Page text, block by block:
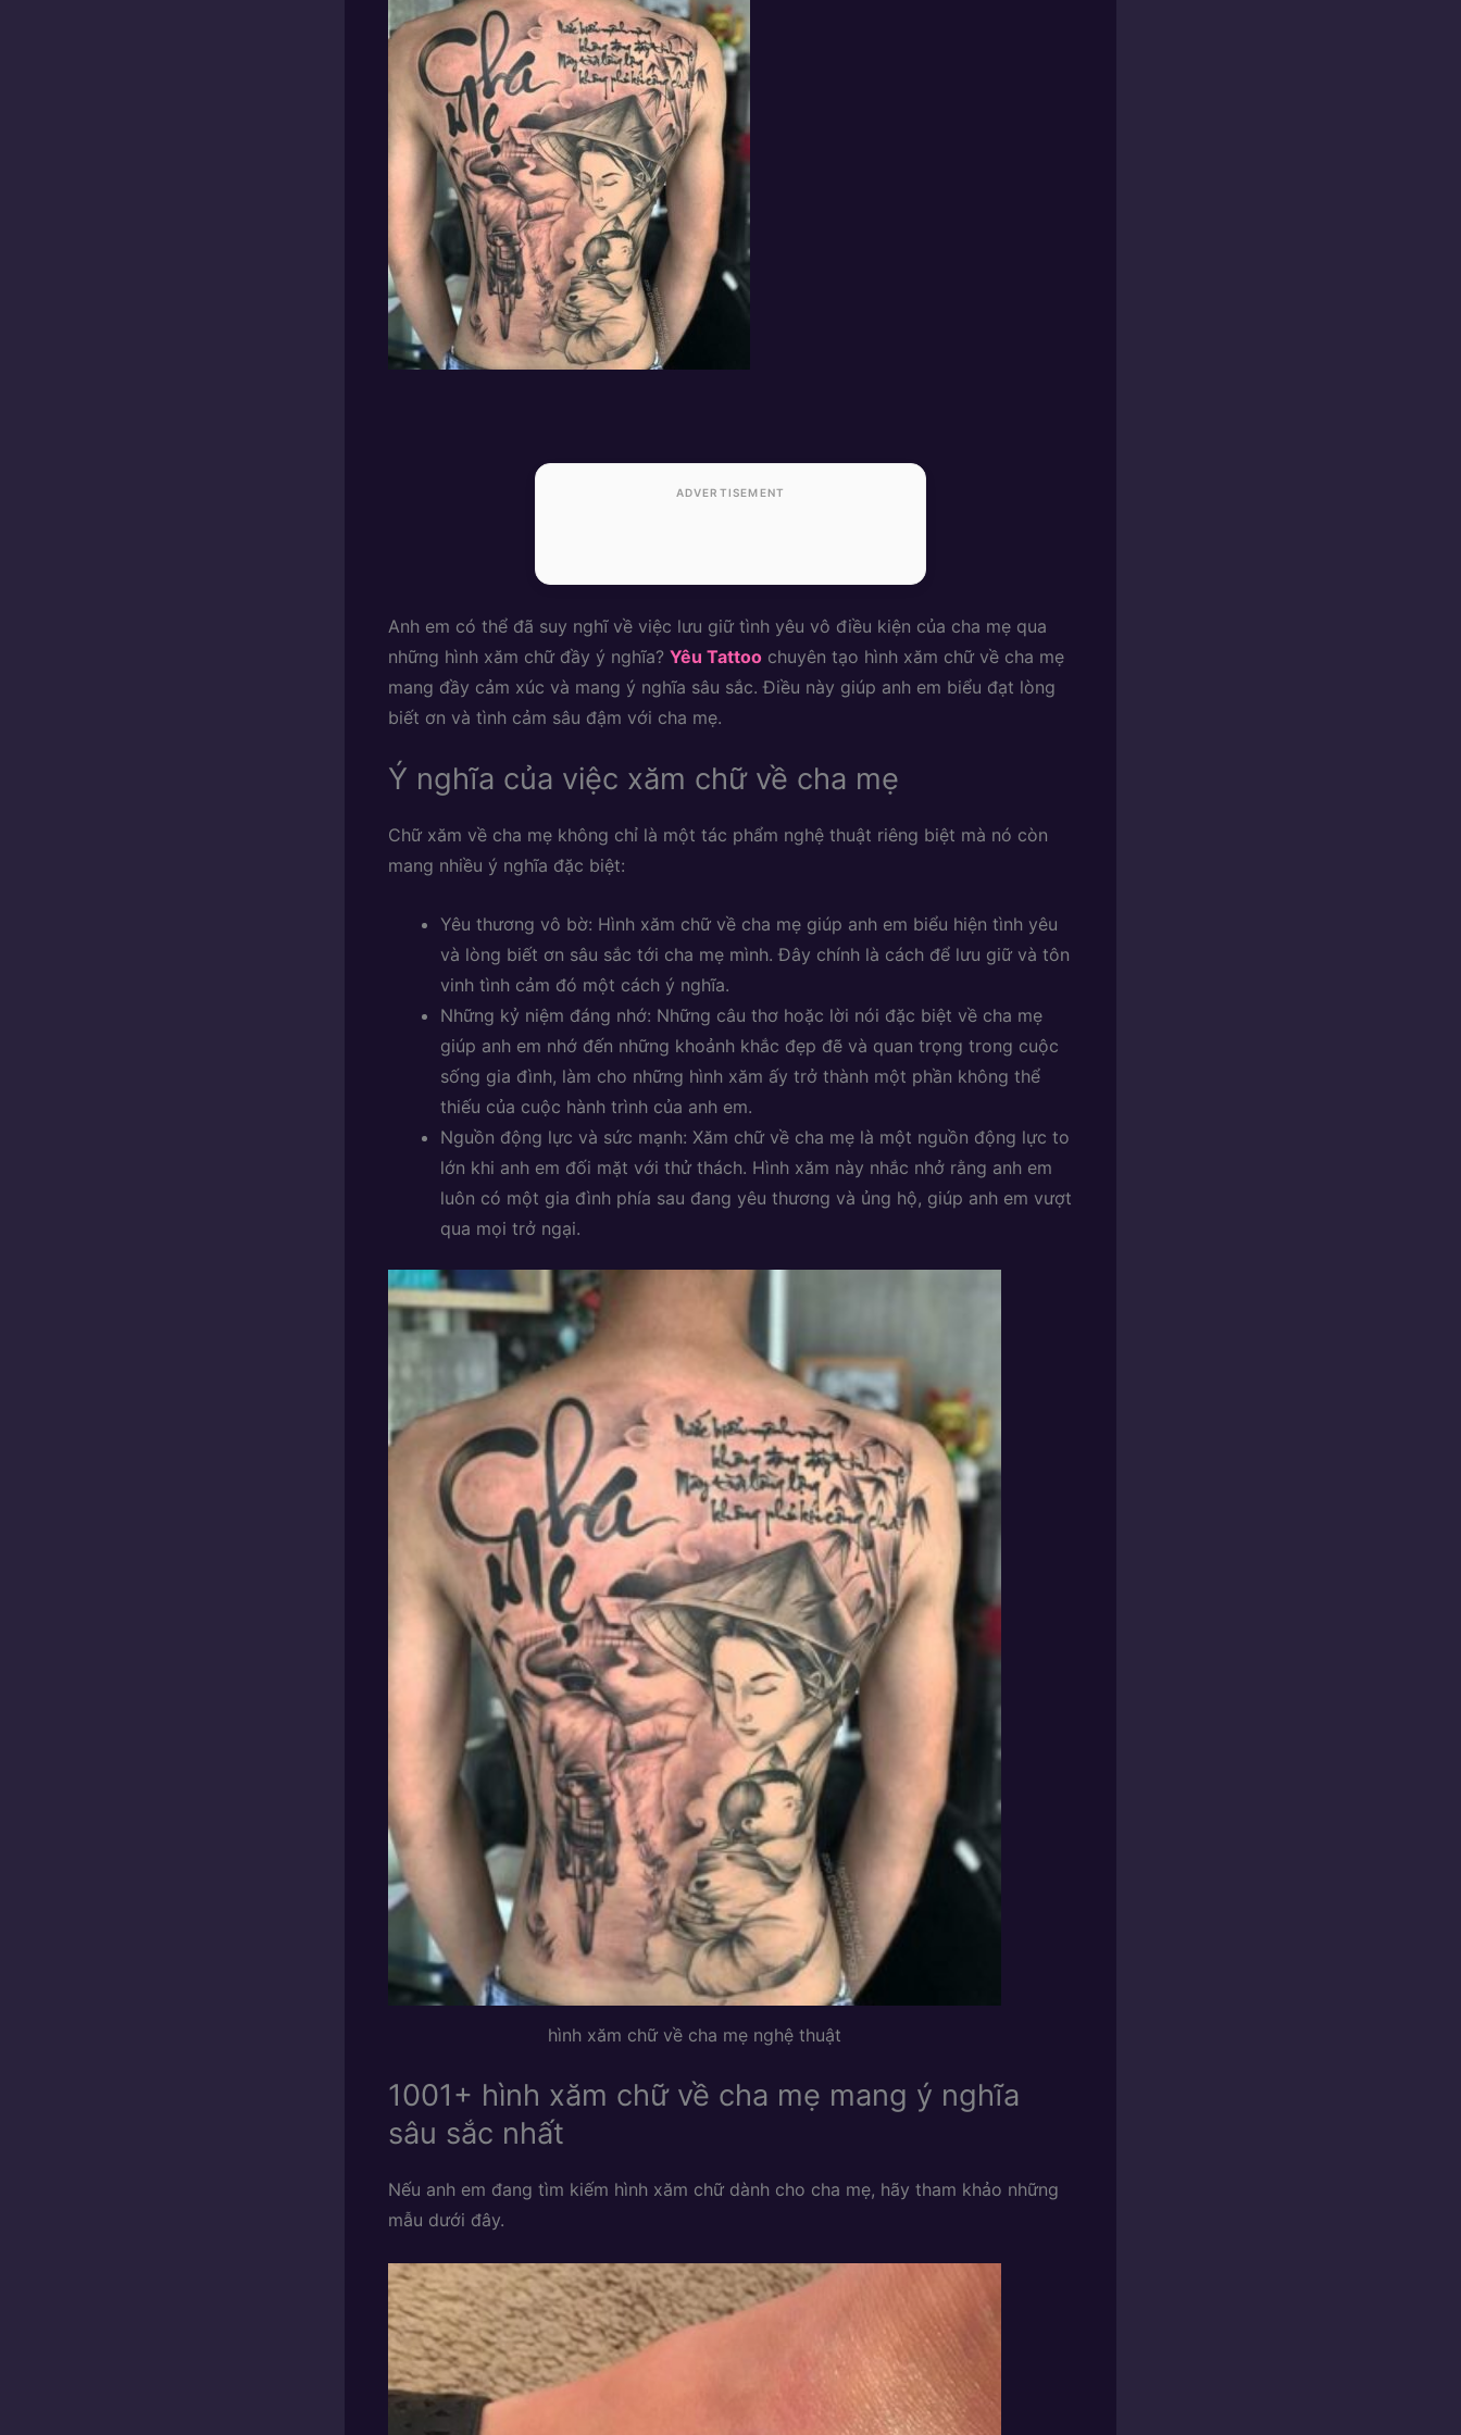
ADVERTISEMENT
Anh em có thể đã suy nghĩ về việc lưu giữ tình yêu vô điều kiện của cha mẹ qua
những hình xăm chữ đầy ý nghĩa? Yêu Tattoo chuyên tạo hình xăm chữ về cha mẹ
mang đầy cảm xúc và mang ý nghĩa sâu sắc. Điều này giúp anh em biểu đạt lòng
biết ơn và tình cảm sâu đậm với cha mẹ.
Ý nghĩa của việc xăm chữ về cha mẹ
Chữ xăm về cha mẹ không chỉ là một tác phẩm nghệ thuật riêng biệt mà nó còn
mang nhiều ý nghĩa đặc biệt:
Yêu thương vô bờ: Hình xăm chữ về cha mẹ giúp anh em biểu hiện tình yêu
và lòng biết ơn sâu sắc tới cha mẹ mình. Đây chính là cách để lưu giữ và tôn
vinh tình cảm đó một cách ý nghĩa.
Những kỷ niệm đáng nhớ: Những câu thơ hoặc lời nói đặc biệt về cha mẹ
giúp anh em nhớ đến những khoảnh khắc đẹp đẽ và quan trọng trong cuộc
sống gia đình, làm cho những hình xăm ấy trở thành một phần không thể
thiếu của cuộc hành trình của anh em.
Nguồn động lực và sức mạnh: Xăm chữ về cha mẹ là một nguồn động lực to
lớn khi anh em đối mặt với thử thách. Hình xăm này nhắc nhở rằng anh em
luôn có một gia đình phía sau đang yêu thương và ủng hộ, giúp anh em vượt
qua mọi trở ngại.
hình xăm chữ về cha mẹ nghệ thuật
1001+ hình xăm chữ về cha mẹ mang ý nghĩa
sâu sắc nhất
Nếu anh em đang tìm kiếm hình xăm chữ dành cho cha mẹ, hãy tham khảo những
mẫu dưới đây.